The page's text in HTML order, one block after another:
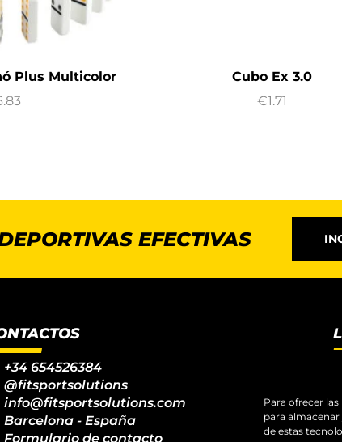
Para ofrecer
para
de estas
Plus Multicolor
Cubo Ex 3.0
€1.71
EFECTIVAS
+34 654526384
@fitsportsolutions
info@fitsportsolutions.com
Barcelona - España
Formulario de contacto